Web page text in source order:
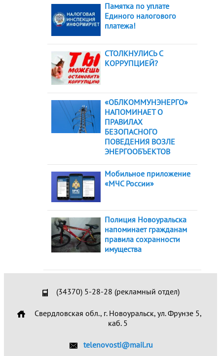
Памятка по уплате
Единого налогового
платежа!
СТОЛКНУЛИСЬ С
КОРРУПЦИЕЙ?
«ОБЛКОММУНЭНЕРГО»
НАПОМИНАЕТ О
ПРАВИЛАХ
БЕЗОПАСНОГО
ПОВЕДЕНИЯ ВОЗЛЕ
ЭНЕРГООБЪЕКТОВ
Мобильное приложение
«МЧС России»
Полиция Новоуральска
напоминает гражданам
правила сохранности
имущества
(34370) 5-28-28 (рекламный отдел)
Свердловская обл., г. Новоуральск, ул. Фрунзе 5,
каб. 5
telenovosti@mail.ru